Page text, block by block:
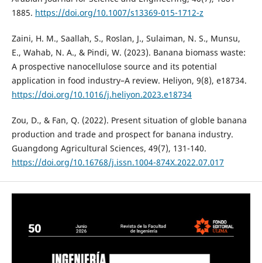
1885. https://doi.org/10.1007/s13369-015-1712-z
Zaini, H. M., Saallah, S., Roslan, J., Sulaiman, N. S., Munsu,
E., Wahab, N. A., & Pindi, W. (2023). Banana biomass waste:
A prospective nanocellulose source and its potential
application in food industry–A review. Heliyon, 9(8), e18734.
https://doi.org/10.1016/j.heliyon.2023.e18734
Zou, D., & Fan, Q. (2022). Present situation of globle banana
production and trade and prospect for banana industry.
Guangdong Agricultural Sciences, 49(7), 131-140.
https://doi.org/10.16768/j.issn.1004-874X.2022.07.017